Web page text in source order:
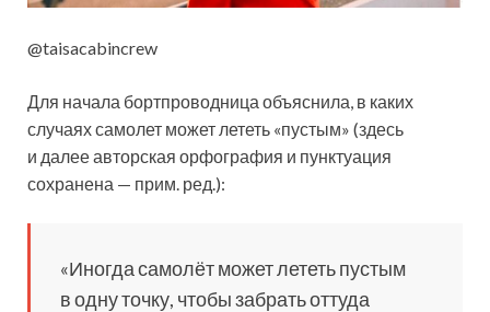
@taisacabincrew
Для начала бортпроводница объяснила, в каких
случаях самолет может лететь «пустым» (здесь
и далее авторская орфография и пунктуация
сохранена — прим. ред.):
«Иногда самолёт может лететь пустым
в одну точку, чтобы забрать оттуда